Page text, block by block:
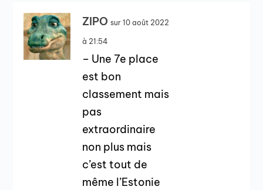
ZIPO sur 10 août 2022
à 21:54
– Une 7e place
est bon
classement mais
pas
extraordinaire
non plus mais
c’est tout de
même l’Estonie